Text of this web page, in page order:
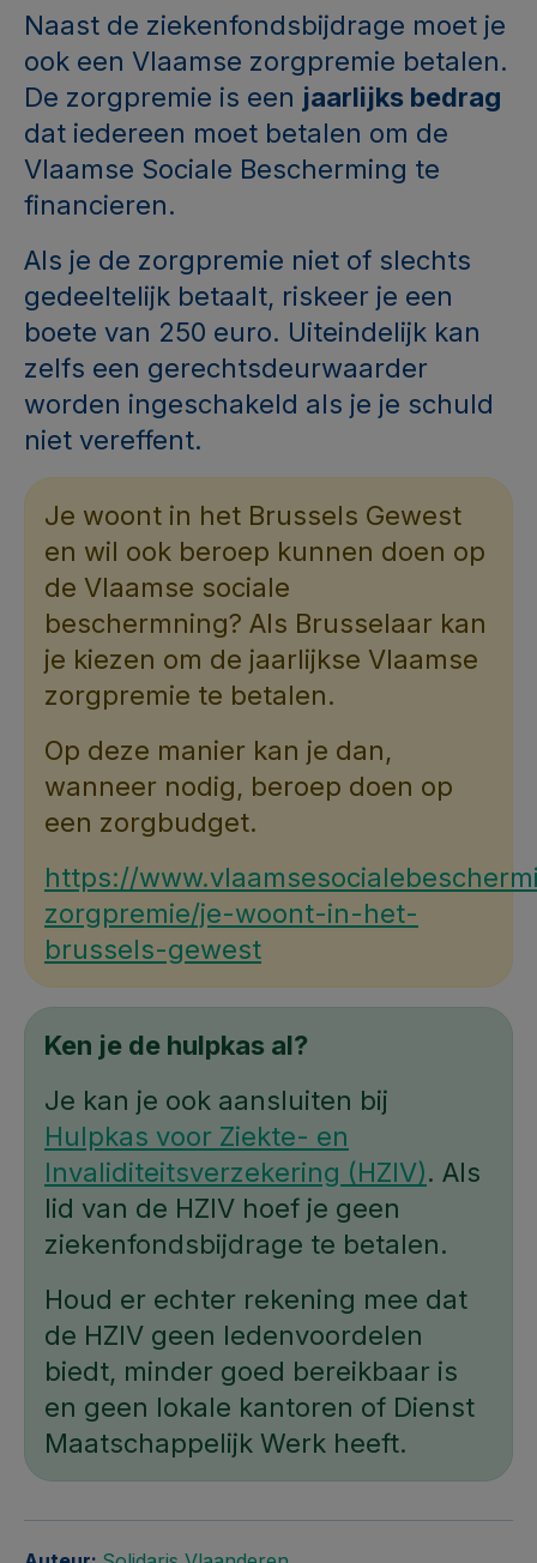
Naast de ziekenfondsbijdrage moet je
ook een Vlaamse zorgpremie betalen.
De zorgpremie is een jaarlijks bedrag
dat iedereen moet betalen om de
Vlaamse Sociale Bescherming te
financieren.
Als je de zorgpremie niet of slechts
gedeeltelijk betaalt, riskeer je een
boete van 250 euro. Uiteindelijk kan
zelfs een gerechtsdeurwaarder
worden ingeschakeld als je je schuld
niet vereffent.
Je woont in het Brussels Gewest
en wil ook beroep kunnen doen op
de Vlaamse sociale
beschermning? Als Brusselaar kan
je kiezen om de jaarlijkse Vlaamse
zorgpremie te betalen.
Op deze manier kan je dan,
wanneer nodig, beroep doen op
een zorgbudget.
https://
zorgpremie/je-woont-in-het-
brussels-gewest
Ken je de hulpkas al?
Je kan je ook aansluiten bij
Hulpkas voor Ziekte- en
Invaliditeitsverzekering (HZIV). Als
lid van de HZIV hoef je geen
ziekenfondsbijdrage te betalen.
Houd er echter rekening mee dat
de HZIV geen ledenvoordelen
biedt, minder goed bereikbaar is
en geen lokale kantoren of Dienst
Maatschappelijk Werk heeft.